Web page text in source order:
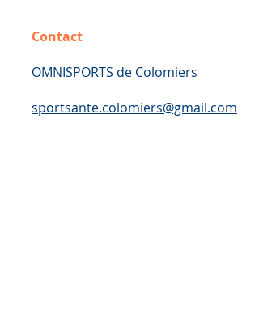
Contact
OMNISPORTS de Colomiers
sportsante.colomiers@gmail.com